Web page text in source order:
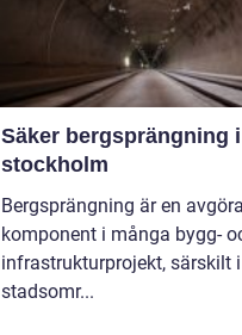
Säker bergsprängning i
stockholm
Bergsprängning är en
komponent i många bygg-
infrastrukturprojekt, särskilt i
stadsomr...